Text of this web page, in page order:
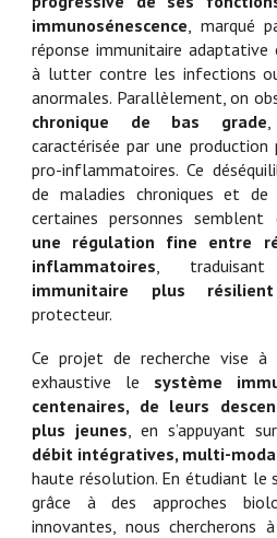
immunosénescence, marqué
réponse immunitaire
à lutter contre les infections
anormales. Parallèlement, on
chronique de bas grade
caractérisée par une
pro-inflammatoires. Ce
de maladies chroniques et
certaines personnes semblent
une régulation fine entre
inflammatoires,
immunitaire plus résilient
protecteur.
Ce projet de recherche vise à
exhaustive le système
centenaires, de leurs
plus jeunes, en s’appuyant
débit intégratives, multi-
haute résolution. En étudiant le
grâce à des approches
innovantes, nous chercherons